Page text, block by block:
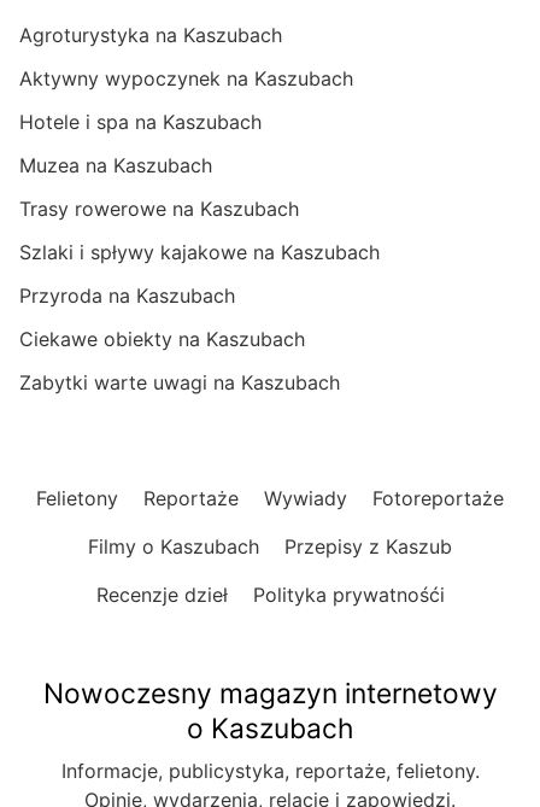
Agroturystyka na Kaszubach
Aktywny wypoczynek na Kaszubach
Hotele i spa na Kaszubach
Muzea na Kaszubach
Trasy rowerowe na Kaszubach
Szlaki i spływy kajakowe na Kaszubach
Przyroda na Kaszubach
Ciekawe obiekty na Kaszubach
Zabytki warte uwagi na Kaszubach
Felietony Reportaże Wywiady
Fotoreportaże
Filmy o Kaszubach
Przepisy z Kaszub
Recenzje dzieł
Polityka prywatnośći
Nowoczesny magazyn internetowy
o Kaszubach
Informacje, publicystyka, reportaże, felietony.
Opinie, wydarzenia, relacje i zapowiedzi.